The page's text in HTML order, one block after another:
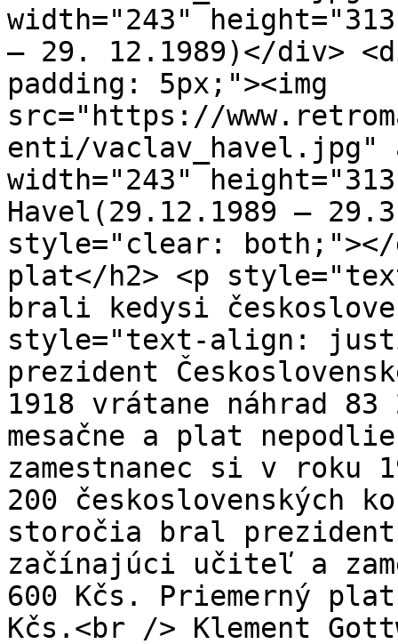
width="243"
– 29. 12.1989)</div>
padding: 5px;"><img
src="https://
enti/vaclav_havel.jpg"
width="243"
Havel(29.12.1989 –
style="clear: both;"></
plat</h2> <p
brali kedysi
style="text-align:
prezident
1918 vrátane náhrad 83
mesačne a plat
zamestnanec si v roku
200 československých
storočia bral
začínajúci učiteľ a
600 Kčs. Priemerný
Kčs.<br /> Klement